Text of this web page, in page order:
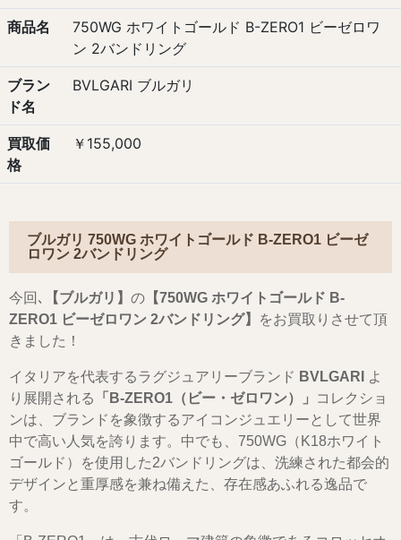
商品名
750WG ホワイトゴールド B-ZERO1 ビーゼロワ
ン 2バンドリング
ブラン
ド名
BVLGARI ブルガリ
買取価
格
￥155,000
ブルガリ 750WG ホワイトゴールド B-ZERO1 ビーゼ
ロワン 2バンドリング
今回､ 【ブルガリ】 の 【750WG ホワイトゴールド B-
ZERO1 ビーゼロワン 2バンドリング】
をお買取りさせて頂
きました！
イタリアを代表するラグジュアリーブランド BVLGARI
よ
り展開される
「B-ZERO1（ビー・ゼロワン）」
コレクショ
ンは、ブランドを象徴するアイコンジュエリーとして世界
中で高い人気を誇ります。中でも、750WG（K18ホワイト
ゴールド）を使用した2バンドリングは、洗練された都会的
デザインと重厚感を兼ね備えた、存在感あふれる逸品で
す。